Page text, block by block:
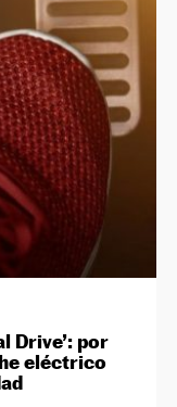
Drive’: por
eléctrico